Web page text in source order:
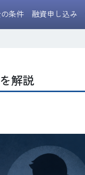
条件 融資申し込み
解説